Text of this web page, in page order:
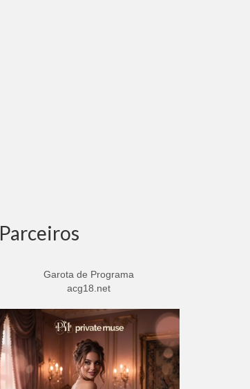
Parceiros
Garota de Programa
acg18.net